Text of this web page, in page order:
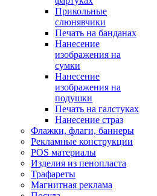
Прикольные
слюнявчики
Печать на банданах
Нанесение
изображения на
сумки
Нанесение
изображения на
подушки
Печать на галстуках
Нанесение страз
Флажки, флаги, баннеры
Рекламные конструкции
POS материалы
Изделия из пенопласта
Трафареты
Магнитная реклама